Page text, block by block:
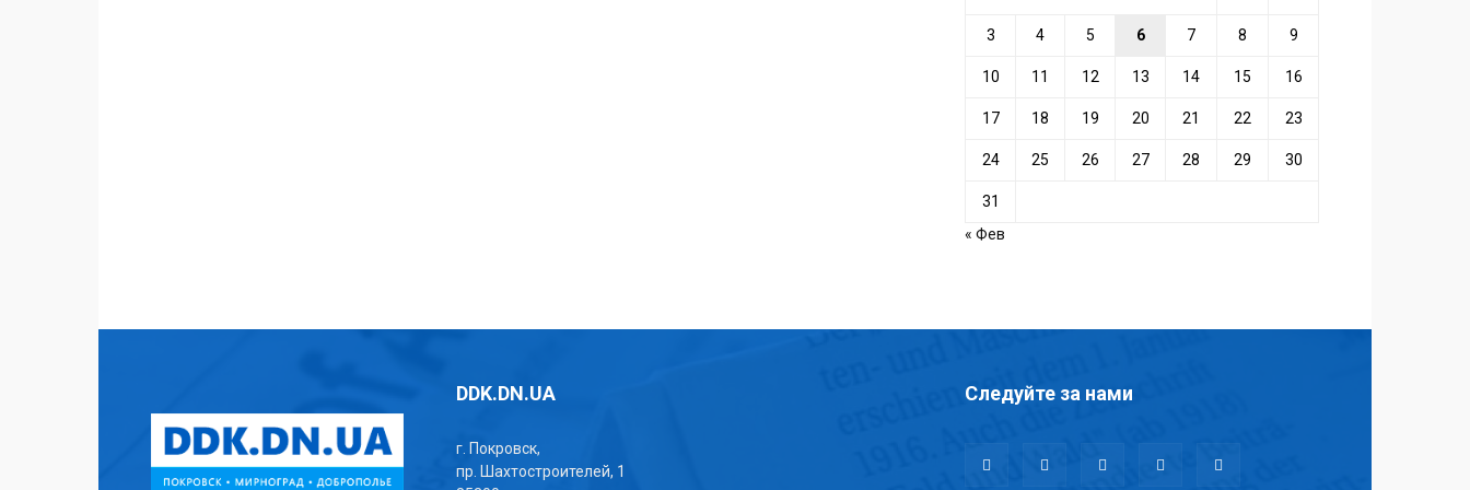
3 4 5 6 7 8 9
10 11 12 13 14 15 16
17 18 19 20 21 22 23
24 25 26 27 28 29 30
31
« Фев
DDK.DN.UA
г. Покровск,
пр. Шахтостроителей, 1
Следуйте за нами